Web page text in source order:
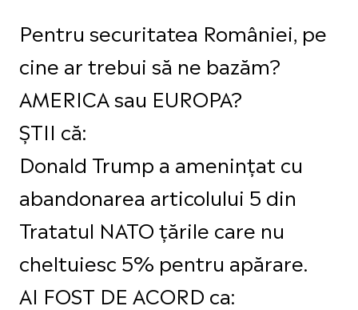
Pentru securitatea României, pe
cine ar trebui să ne bazăm?
AMERICA sau EUROPA?
ȘTII că:
Donald Trump a amenințat cu
abandonarea articolului 5 din
Tratatul NATO țările care nu
cheltuiesc 5% pentru apărare.
AI FOST DE ACORD ca: